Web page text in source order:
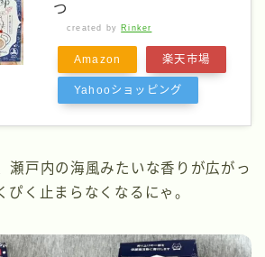
つ
created by Rinker
Amazon 楽天市場
Yahooショッピング
瀬戸内の海風みたいな香りが広がっ
ぴく止まらなくなるにゃ。